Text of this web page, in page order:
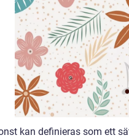
kan definieras som ett